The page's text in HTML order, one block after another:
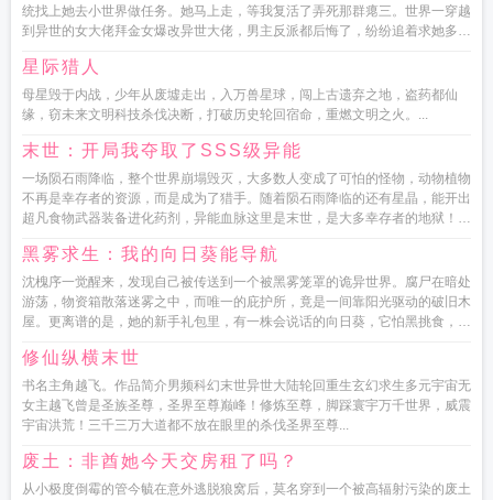
统找上她去小世界做任务。她马上走，等我复活了弄死那群瘪三。世界一穿越
到异世的女大佬拜金女爆改异世大佬，男主反派都后悔了，纷纷追着求她多看
星际猎人
母星毁于内战，少年从废墟走出，入万兽星球，闯上古遗弃之地，盗药都仙
缘，窃未来文明科技杀伐决断，打破历史轮回宿命，重燃文明之火。...
末世：开局我夺取了SSS级异能
一场陨石雨降临，整个世界崩塌毁灭，大多数人变成了可怕的怪物，动物植物
不再是幸存者的资源，而是成为了猎手。随着陨石雨降临的还有星晶，能开出
超凡食物武器装备进化药剂，异能血脉这里是末世，是大多幸存者的地狱！但
黑雾求生：我的向日葵能导航
沈槐序一觉醒来，发现自己被传送到一个被黑雾笼罩的诡异世界。腐尸在暗处
游荡，物资箱散落迷雾之中，而唯一的庇护所，竟是一间靠阳光驱动的破旧木
屋。更离谱的是，她的新手礼包里，有一株会说话的向日葵，它怕黑挑食，还
修仙纵横末世
书名主角越飞。作品简介男频科幻末世异世大陆轮回重生玄幻求生多元宇宙无
女主越飞曾是圣族圣尊，圣界至尊巅峰！修炼至尊，脚踩寰宇万千世界，威震
宇宙洪荒！三千三万大道都不放在眼里的杀伐圣界至尊...
废土：非酋她今天交房租了吗？
从小极度倒霉的管今毓在意外逃脱狼窝后，莫名穿到一个被高辐射污染的废土